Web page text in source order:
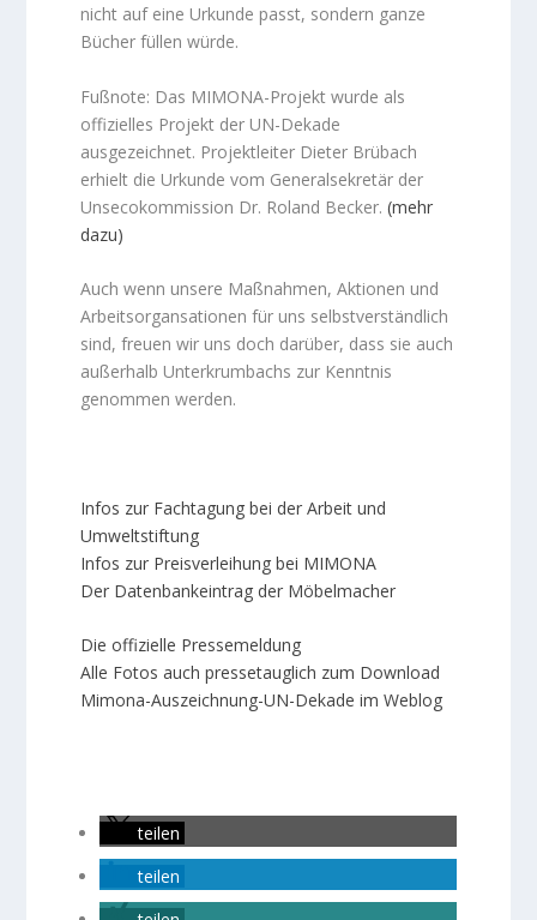
nicht auf eine Urkunde passt, sondern ganze
Bücher füllen würde.
Fußnote: Das MIMONA-Projekt wurde als
offizielles Projekt der UN-Dekade
ausgezeichnet. Projektleiter Dieter Brübach
erhielt die Urkunde vom Generalsekretär der
Unsecokommission Dr. Roland Becker.(mehr
dazu)
Auch wenn unsere Maßnahmen, Aktionen und
Arbeitsorgansationen für uns selbstverständlich
sind, freuen wir uns doch darüber, dass sie auch
außerhalb Unterkrumbachs zur Kenntnis
genommen werden.
Infos zur Fachtagung bei der Arbeit und
Umweltstiftung
Infos zur Preisverleihung bei MIMONA
Der Datenbankeintrag der Möbelmacher
Die offizielle Pressemeldung
Alle Fotos auch pressetauglich zum Download
Mimona-Auszeichnung-UN-Dekade im Weblog
teilen
teilen